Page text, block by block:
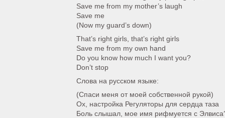
Save me from my mother’s laugh
Save me
(Now my guard’s down)
That’s right girls, that’s right girls
Save me from my own hand
Do you know how much I want you?
Don’t stop
Слова на русском языке:
(Спаси меня от моей собственной рукой)
Ох, настройка Регуляторы для сердца таза
Боль слышал, мое имя рифмуется с